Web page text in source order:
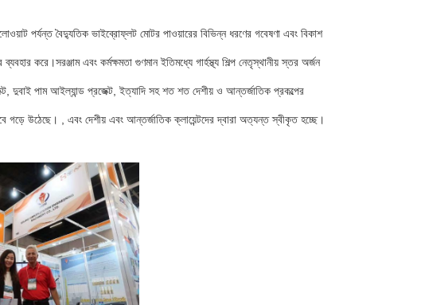
পর্যন্ত বৈদ্যুতিক ভাইব্রোফ্লট মোটর পাওয়ারের বিভিন্ন ধরণের গবেষণা এবং বিকাশ
করে।সরঞ্জাম এবং কর্মক্ষমতা গুণমান ইতিমধ্যে গার্হস্থ্য শিল্প নেতৃস্থানীয় স্তর অর্জন
দুবাই পাম আইল্যান্ড প্রজেক্ট, ইত্যাদি সহ শত শত দেশীয় ও আন্তর্জাতিক প্রকল্পের
গড়ে উঠেছে। , এবং দেশীয় এবং আন্তর্জাতিক ক্লায়েন্টদের দ্বারা অত্যন্ত স্বীকৃত হচ্ছে।